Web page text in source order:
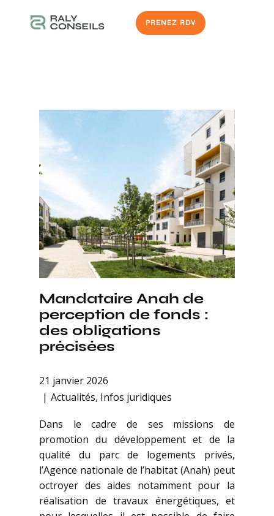
PRENEZ RDV
Mandataire Anah de
perception de fonds :
des obligations
précisées
21 janvier 2026
Actualités, Infos juridiques
Dans le cadre de ses missions de
promotion du développement et de la
qualité du parc de logements privés,
l’Agence nationale de l’habitat (Anah) peut
octroyer des aides notamment pour la
réalisation de travaux énergétiques, et